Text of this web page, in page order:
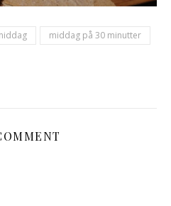
middag på 30 minutter